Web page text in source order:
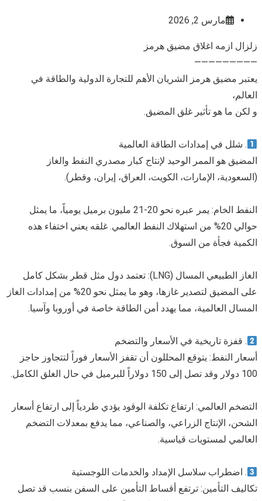
مارس 2, 2026
زلزال ازمه اغلاق مضيق هرمز
—————————
يعتبر مضيق هرمز الشريان الأهم للتجارة الدولية والطاقة في
العالم،
و لكن ما هو تأثير غلق المضيق.
. شلل في إمدادات الطاقة العالمية
المضيق هو الممر الوحيد لإنتاج كبار مصدري النفط والغاز
(السعودية، الإمارات، الكويت، العراق، إيران، وقطر).
النفط الخام: يمر عبره نحو 20-21 مليون برميل يومياً، ما يمثل
حوالي 20% من استهلاك النفط العالمي. غلقه يعني اختفاء هذه
الكمية فجأة من السوق.
الغاز الطبيعي المسال (LNG): تعتمد دول مثل قطر بشكل كامل
على المضيق لتصدير غازها، وهو ما يمثل نحو 20% من إمدادات الغاز
المسال العالمية، مما يهدد أمن الطاقة خاصة في أوروبا وآسيا.
. قفزة تاريخية في الأسعار والتضخم
أسعار النفط: يتوقع المحللون أن تقفز الأسعار فوراً لتتجاوز حاجز
100 دولار وقد تصل إلى 150 دولاراً للبرميل في حال الغلق الكامل.
التضخم العالمي: ارتفاع تكلفة الوقود يؤدي طردياً إلى ارتفاع أسعار
الشحن، الإنتاج الزراعي، والصناعي، مما يدفع بمعدلات التضخم
العالمي لمستويات قياسية.
. اضطراب سلاسل الإمداد والخدمات اللوجستية
تكاليف التأمين: ترتفع أقساط التأمين على السفن بنسب قد تصل